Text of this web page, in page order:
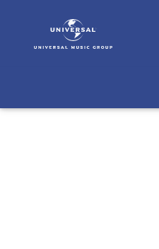
"Scandale"